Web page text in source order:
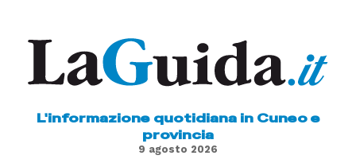
L'informazione quotidiana in Cuneo e
provincia
9 agosto 2026